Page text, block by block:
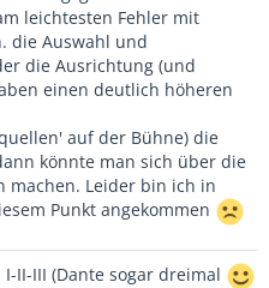
leichtesten Fehler mit
die Auswahl und
die Ausrichtung (und
einen deutlich höheren
auf der Bühne) die
könnte man sich über die
machen. Leider bin ich in
Punkt angekommen
II-III (Dante sogar dreimal